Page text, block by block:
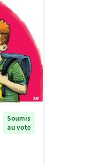
Soumis
au vote